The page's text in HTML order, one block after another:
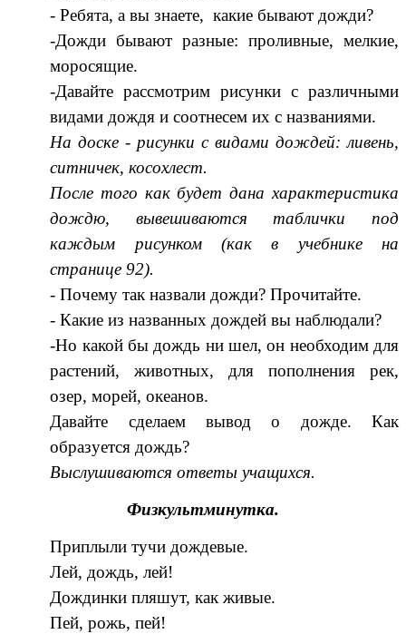
- Ребята, а вы знаете, какие бывают дожди?
-Дожди бывают разные: проливные, мелкие,
моросящие.
-Давайте рассмотрим рисунки с различными
видами дождя и соотнесем их с названиями.
На доске - рисунки с видами дождей: ливень,
ситничек, косохлест.
После того как будет дана характеристика
дождю, вывешиваются таблички под
каждым рисунком (как в учебнике на
странице 92).
- Почему так назвали дожди? Прочитайте.
- Какие из названных дождей вы наблюдали?
-Но какой бы дождь ни шел, он необходим для
растений, животных, для пополнения рек,
озер, морей, океанов.
Давайте сделаем вывод о дожде. Как
образуется дождь?
Выслушиваются ответы учащихся.
Физкультминутка.
Приплыли тучи дождевые.
Лей, дождь, лей!
Дождинки пляшут, как живые.
Пей, рожь, пей!